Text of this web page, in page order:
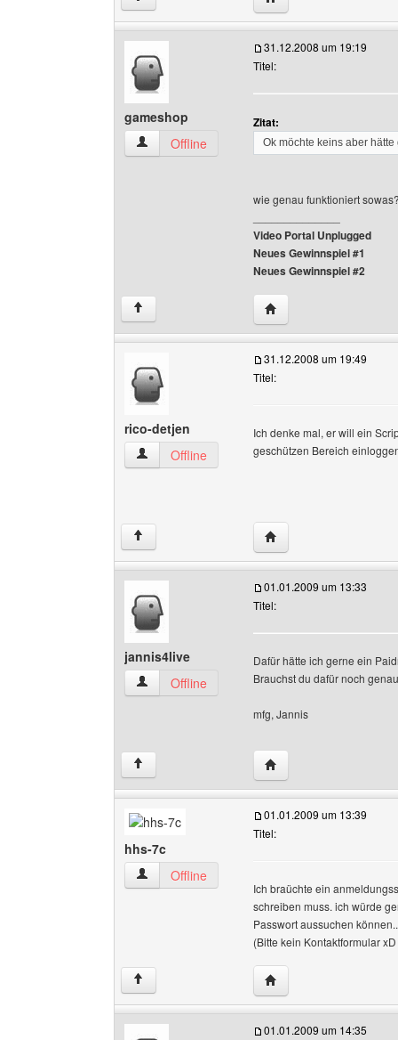
gameshop
gameshop Benutzer-Profile anzeigen
Offline
31.12.2008 um 19:19
Titel:
Zitat:
Ok möchte keins aber
wie genau funktioniert
Video Portal Unplugged
Neues Gewinnspiel #1
Neues Gewinnspiel #2
↑ Website dieses
rico-detjen
rico-detjen Benutzer-Profile anzeigen
Offline
31.12.2008 um 19:49
Titel:
Ich denke mal, er will ein
geschützen Bereich
↑ Website dieses
jannis4live
jannis4live Benutzer-Profile anzeigen
Offline
01.01.2009 um 13:33
Titel:
Dafür hätte ich gerne ein
Brauchst du dafür noch
mfg, Jannis
↑ Website dieses
hhs-7c
hhs-7c Benutzer-Profile anzeigen
Offline
01.01.2009 um 13:39
Titel:
Ich braüchte ein
schreiben muss. ich würde
Passwort aussuchen
(Bitte kein Kontaktformular
↑ Website dieses
01.01.2009 um 14:35